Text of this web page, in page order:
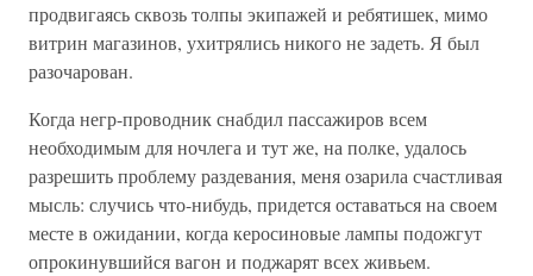
продвигаясь сквозь толпы экипажей и ребятишек, мимо
витрин магазинов, ухитрялись никого не задеть. Я был
разочарован.
Когда негр-проводник снабдил пассажиров всем
необходимым для ночлега и тут же, на полке, удалось
разрешить проблему раздевания, меня озарила счастливая
мысль: случись что-нибудь, придется оставаться на своем
месте в ожидании, когда керосиновые лампы подожгут
опрокинувшийся вагон и поджарят всех живьем.